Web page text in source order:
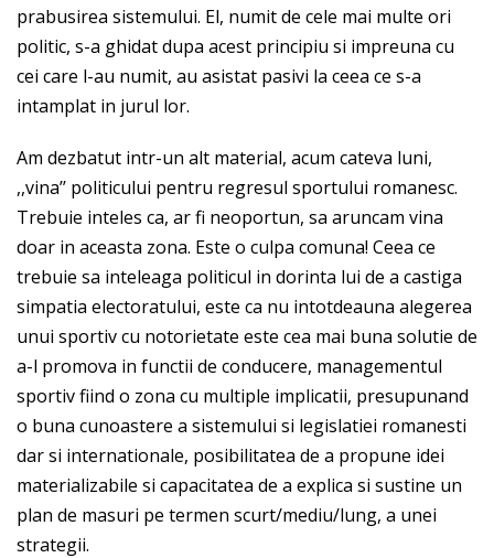
prabusirea sistemului. El, numit de cele mai multe ori
politic, s-a ghidat dupa acest principiu si impreuna cu
cei care l-au numit, au asistat pasivi la ceea ce s-a
intamplat in jurul lor.
Am dezbatut intr-un alt material, acum cateva luni,
,,vina’’ politicului pentru regresul sportului romanesc.
Trebuie inteles ca, ar fi neoportun, sa aruncam vina
doar in aceasta zona. Este o culpa comuna! Ceea ce
trebuie sa inteleaga politicul in dorinta lui de a castiga
simpatia electoratului, este ca nu intotdeauna alegerea
unui sportiv cu notorietate este cea mai buna solutie de
a-l promova in functii de conducere, managementul
sportiv fiind o zona cu multiple implicatii, presupunand
o buna cunoastere a sistemului si legislatiei romanesti
dar si internationale, posibilitatea de a propune idei
materializabile si capacitatea de a explica si sustine un
plan de masuri pe termen scurt/mediu/lung, a unei
strategii.